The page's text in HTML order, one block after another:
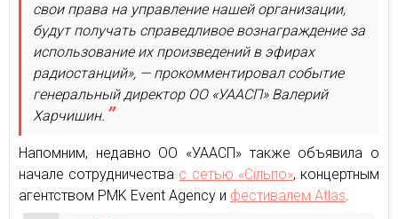
свои права на управление нашей организации,
будут получать справедливое вознаграждение за
использование их произведений в эфирах
радиостанций», — прокомментировал событие
генеральный директор ОО «УААСП» Валерий
Харчишин.
Напомним, недавно ОО «УААСП» также объявила о
начале сотрудничества с сетью «Сільпо», концертным
агентством PMK Event Agency и фестивалем Atlas.